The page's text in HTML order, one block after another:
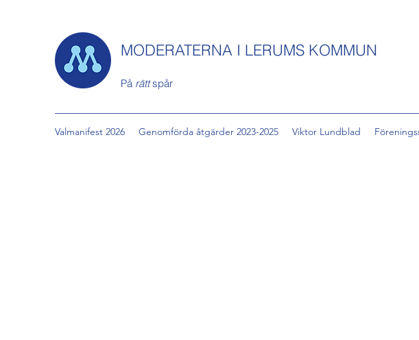
MODERATERNA I LERUMS KOMMUN
På rättspår
Valmanifest 2026 Genomförda åtgärder 2023-2025 Viktor Lundblad